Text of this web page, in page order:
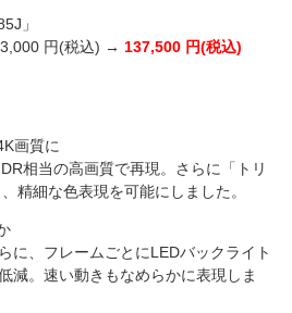
」
円(税込) → 137,500 円(税込)
画質に
相当の高画質で再現。さらに「トリ
精細な色表現を可能にしました。
に、フレームごとにLEDバックライト
減。速い動きもなめらかに表現しま